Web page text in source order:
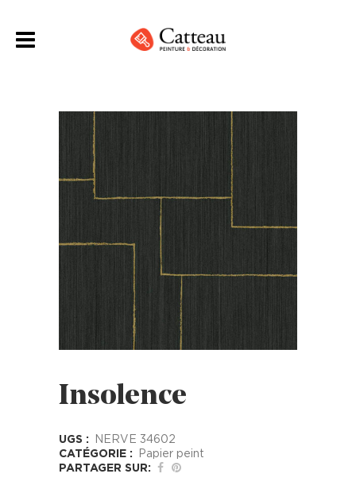
Insolence
UGS :
NERVE 34602
CATÉGORIE :
Papier peint
PARTAGER SUR: